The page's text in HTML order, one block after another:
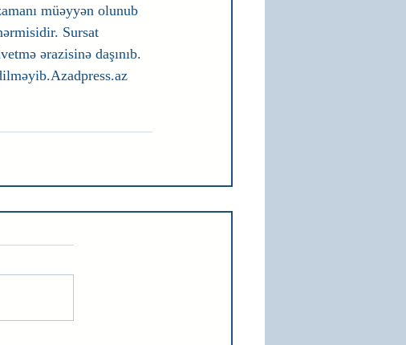
müəyyən olunub
Sursat
ərazisinə daşınıb.